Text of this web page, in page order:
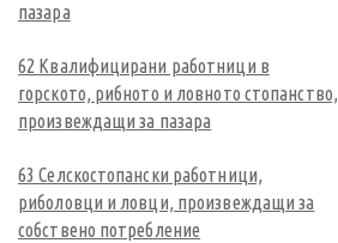
пазара
62 Квалифицирани работници в
горското, рибното и ловното стопанство,
произвеждащи за пазара
63 Селскостопански работници,
риболовци и ловци, произвеждащи за
собствено потребление